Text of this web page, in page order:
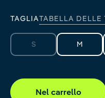
TAGLIATABELLA DELLE
S(Questa opzione non è
M
Nel carrello